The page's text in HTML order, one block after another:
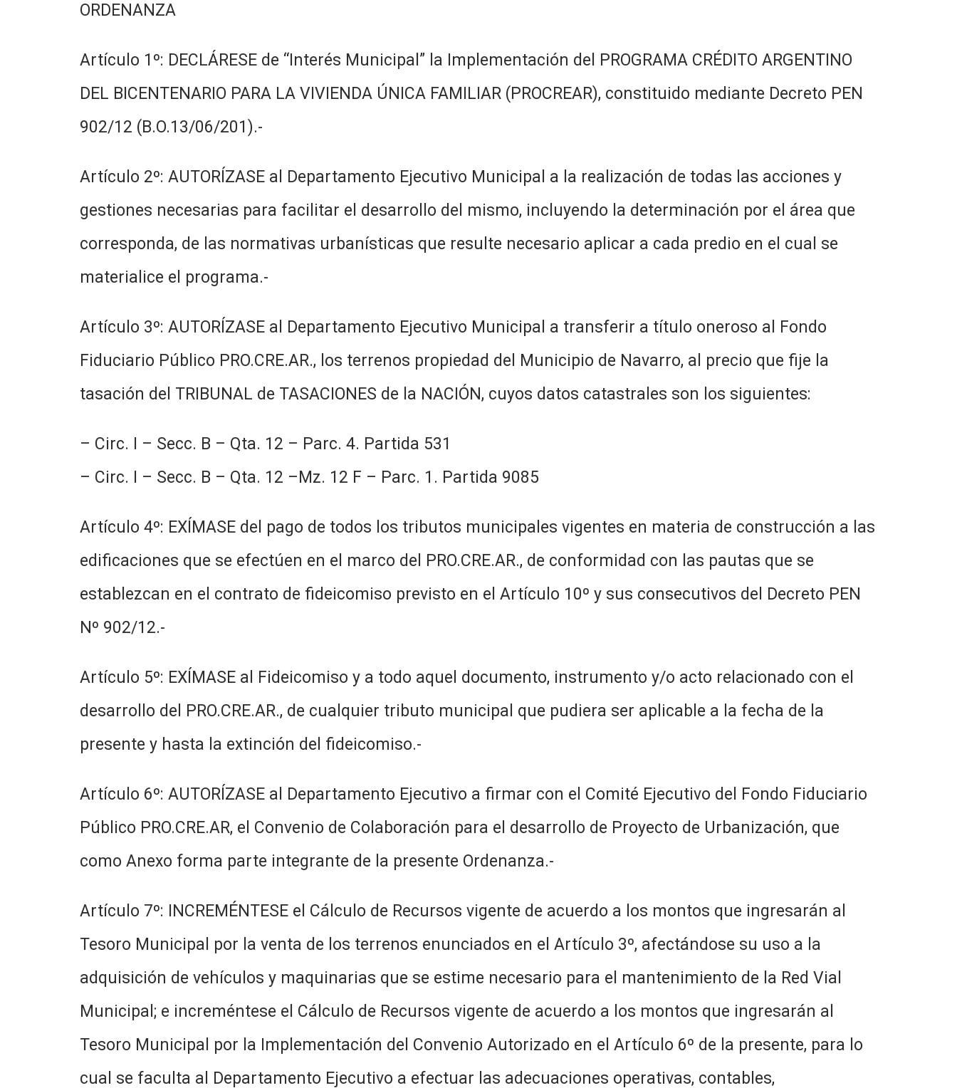
ORDENANZA
Artículo 1º: DECLÁRESE de “Interés Municipal” la Implementación del PROGRAMA CRÉDITO ARGENTINO
DEL BICENTENARIO PARA LA VIVIENDA ÚNICA FAMILIAR (PROCREAR), constituido mediante Decreto PEN
902/12 (B.O.13/06/201).-
Artículo 2º: AUTORÍZASE al Departamento Ejecutivo Municipal a la realización de todas las acciones y
gestiones necesarias para facilitar el desarrollo del mismo, incluyendo la determinación por el área que
corresponda, de las normativas urbanísticas que resulte necesario aplicar a cada predio en el cual se
materialice el programa.-
Artículo 3º: AUTORÍZASE al Departamento Ejecutivo Municipal a transferir a título oneroso al Fondo
Fiduciario Público PRO.CRE.AR., los terrenos propiedad del Municipio de Navarro, al precio que fije la
tasación del TRIBUNAL de TASACIONES de la NACIÓN, cuyos datos catastrales son los siguientes:
– Circ. I – Secc. B – Qta. 12 – Parc. 4. Partida 531
– Circ. I – Secc. B – Qta. 12 –Mz. 12 F – Parc. 1. Partida 9085
Artículo 4º: EXÍMASE del pago de todos los tributos municipales vigentes en materia de construcción a las
edificaciones que se efectúen en el marco del PRO.CRE.AR., de conformidad con las pautas que se
establezcan en el contrato de fideicomiso previsto en el Artículo 10º y sus consecutivos del Decreto PEN
Nº 902/12.-
Artículo 5º: EXÍMASE al Fideicomiso y a todo aquel documento, instrumento y/o acto relacionado con el
desarrollo del PRO.CRE.AR., de cualquier tributo municipal que pudiera ser aplicable a la fecha de la
presente y hasta la extinción del fideicomiso.-
Artículo 6º: AUTORÍZASE al Departamento Ejecutivo a firmar con el Comité Ejecutivo del Fondo Fiduciario
Público PRO.CRE.AR, el Convenio de Colaboración para el desarrollo de Proyecto de Urbanización, que
como Anexo forma parte integrante de la presente Ordenanza.-
Artículo 7º: INCREMÉNTESE el Cálculo de Recursos vigente de acuerdo a los montos que ingresarán al
Tesoro Municipal por la venta de los terrenos enunciados en el Artículo 3º, afectándose su uso a la
adquisición de vehículos y maquinarias que se estime necesario para el mantenimiento de la Red Vial
Municipal; e increméntese el Cálculo de Recursos vigente de acuerdo a los montos que ingresarán al
Tesoro Municipal por la Implementación del Convenio Autorizado en el Artículo 6º de la presente, para lo
cual se faculta al Departamento Ejecutivo a efectuar las adecuaciones operativas, contables,